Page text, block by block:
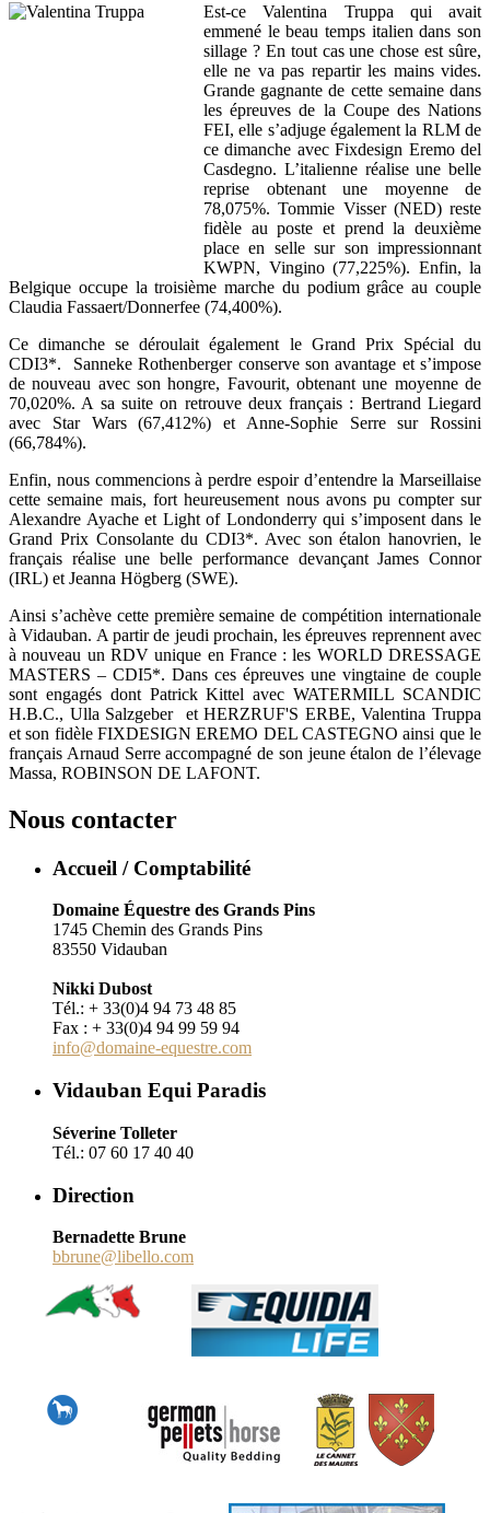
Est-ce Valentina Truppa qui avait
emmené le beau temps italien dans son
sillage ? En tout cas une chose est sûre,
elle ne va pas repartir les mains vides.
Grande gagnante de cette semaine dans
les épreuves de la Coupe des Nations
FEI, elle s’adjuge également la RLM de
ce dimanche avec Fixdesign Eremo del
Casdegno. L’italienne réalise une belle
reprise obtenant une moyenne de
78,075%. Tommie Visser (NED) reste
fidèle au poste et prend la deuxième
place en selle sur son impressionnant
KWPN, Vingino (77,225%). Enfin, la
Belgique occupe la troisième marche du podium grâce au couple
Claudia Fassaert/Donnerfee (74,400%).
Ce dimanche se déroulait également le Grand Prix Spécial du
CDI3*. Sanneke Rothenberger conserve son avantage et s’impose
de nouveau avec son hongre, Favourit, obtenant une moyenne de
70,020%. A sa suite on retrouve deux français : Bertrand Liegard
avec Star Wars (67,412%) et Anne-Sophie Serre sur Rossini
(66,784%).
Enfin, nous commencions à perdre espoir d’entendre la Marseillaise
cette semaine mais, fort heureusement nous avons pu compter sur
Alexandre Ayache et Light of Londonderry qui s’imposent dans le
Grand Prix Consolante du CDI3*. Avec son étalon hanovrien, le
français réalise une belle performance devançant James Connor
(IRL) et Jeanna Högberg (SWE).
Ainsi s’achève cette première semaine de compétition internationale
à Vidauban. A partir de jeudi prochain, les épreuves reprennent avec
à nouveau un RDV unique en France : les WORLD DRESSAGE
MASTERS – CDI5*. Dans ces épreuves une vingtaine de couple
sont engagés dont Patrick Kittel avec WATERMILL SCANDIC
H.B.C., Ulla Salzgeber et HERZRUF'S ERBE, Valentina Truppa
et son fidèle FIXDESIGN EREMO DEL CASTEGNO ainsi que le
français Arnaud Serre accompagné de son jeune étalon de l’élevage
Massa, ROBINSON DE LAFONT.
Nous contacter
Accueil / Comptabilité
Domaine Équestre des Grands Pins
1745 Chemin des Grands Pins
83550 Vidauban
Nikki Dubost
Tél.: + 33(0)4 94 73 48 85
Fax : + 33(0)4 94 99 59 94
info@domaine-equestre.com
Vidauban Equi Paradis
Séverine Tolleter
Tél.: 07 60 17 40 40
Direction
Bernadette Brune
bbrune@libello.com